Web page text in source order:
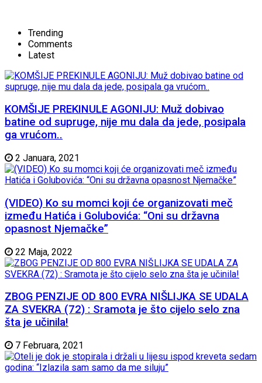
Trending
Comments
Latest
KOMŠIJE PREKINULE AGONIJU: Muž dobivao
batine od supruge, nije mu dala da jede, posipala
ga vrućom..
2 Januara, 2021
(VIDEO) Ko su momci koji će organizovati meč
između Hatića i Golubovića: “Oni su državna
opasnost Njemačke”
22 Maja, 2022
ZBOG PENZIJE OD 800 EVRA NIŠLIJKA SE UDALA
ZA SVEKRA (72) : Sramota je što cijelo selo zna
šta je učinila!
7 Februara, 2021